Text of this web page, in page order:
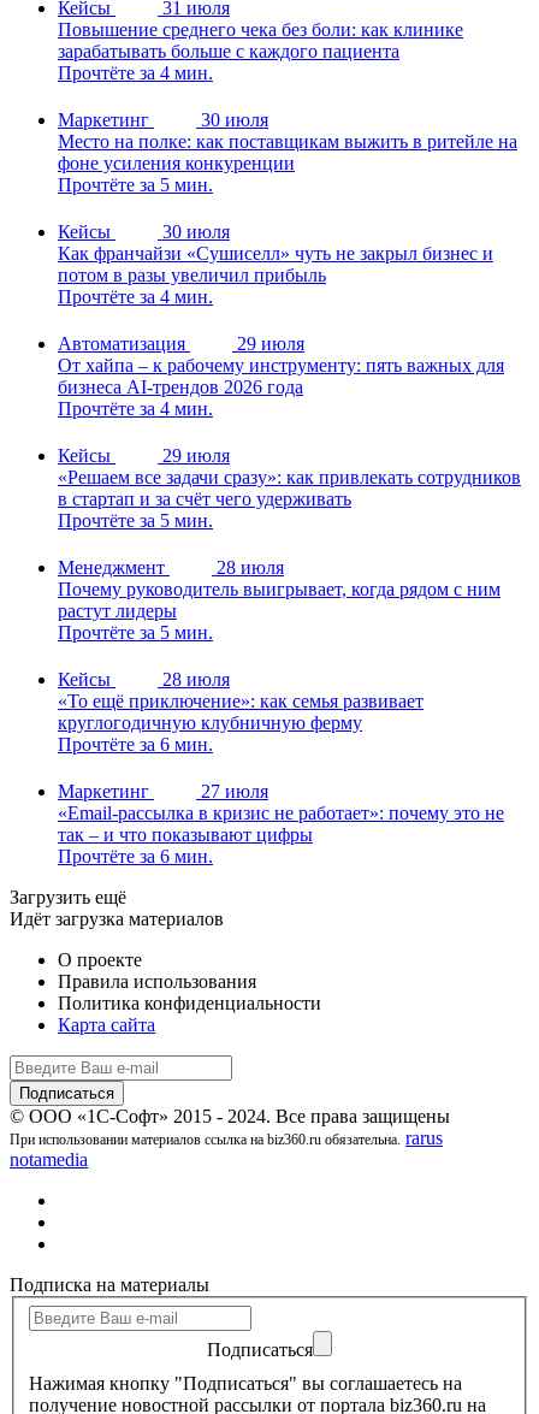
Кейсы
31 июля
Повышение среднего чека без боли: как клинике
зарабатывать больше с каждого пациента
Прочтёте за 4 мин.
Маркетинг
30 июля
Место на полке: как поставщикам выжить в ритейле на
фоне усиления конкуренции
Прочтёте за 5 мин.
Кейсы
30 июля
Как франчайзи «Сушиселл» чуть не закрыл бизнес и
потом в разы увеличил прибыль
Прочтёте за 4 мин.
Автоматизация
29 июля
От хайпа – к рабочему инструменту: пять важных для
бизнеса AI-трендов 2026 года
Прочтёте за 4 мин.
Кейсы
29 июля
«Решаем все задачи сразу»: как привлекать сотрудников
в стартап и за счёт чего удерживать
Прочтёте за 5 мин.
Менеджмент
28 июля
Почему руководитель выигрывает, когда рядом с ним
растут лидеры
Прочтёте за 5 мин.
Кейсы
28 июля
«То ещё приключение»: как семья развивает
круглогодичную клубничную ферму
Прочтёте за 6 мин.
Маркетинг
27 июля
«Email-рассылка в кризис не работает»: почему это не
так – и что показывают цифры
Прочтёте за 6 мин.
Загрузить ещё
Идёт загрузка материалов
О проекте
Правила использования
Политика конфиденциальности
Карта сайта
© ООО «1С-Софт» 2015 - 2024. Все права защищены
При использовании материалов ссылка на biz360.ru обязательна. rarus
notamedia
Подписка на материалы
Подписаться
Нажимая кнопку "Подписаться" вы соглашаетесь на
получение новостной рассылки от портала biz360.ru на